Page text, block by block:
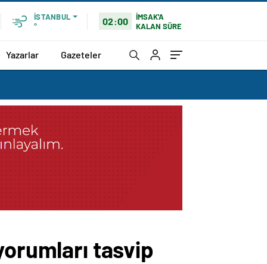
İSTANBUL
°
02:00
İMSAK'A
KALAN SÜRE
Yazarlar Gazeteler
tasvip